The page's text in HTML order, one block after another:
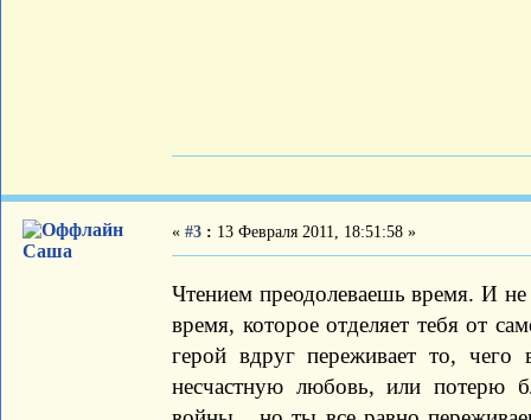
Саша
« #3 : 13 Февраля 2011, 18:51:58 »
Чтением преодолеваешь время. И
время, которое отделяет тебя от
герой вдруг переживает то,
несчастную любовь, или потерю